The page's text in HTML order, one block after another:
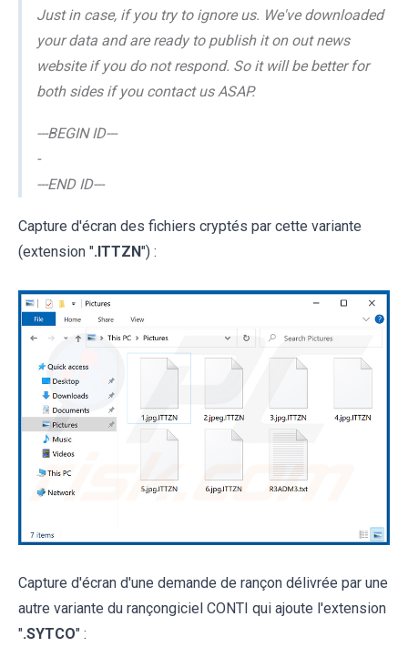
Just in case, if you try to ignore us. We've downloaded
your data and are ready to publish it on out news
website if you do not respond. So it will be better for
both sides if you contact us ASAP.
---BEGIN ID---
-
---END ID---
Capture d'écran des fichiers cryptés par cette variante
(extension ".ITTZN") :
Capture d'écran d'une demande de rançon délivrée par une
autre variante du rançongiciel CONTI qui ajoute l'extension
".SYTCO" :